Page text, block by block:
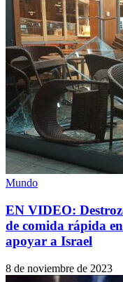
Mundo
EN VIDEO:
de comida rápida
apoyar a Israel
8 de noviembre de 2023